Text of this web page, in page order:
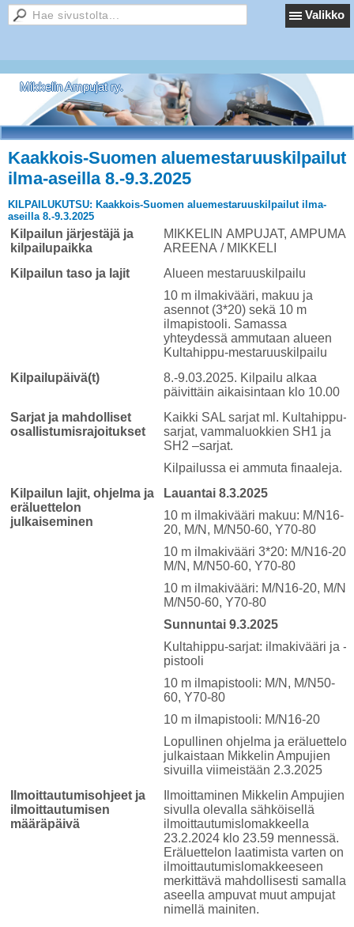
Valikko
Mikkelin Ampujat ry.
Kaakkois-Suomen aluemestaruuskilpailut
ilma-aseilla 8.-9.3.2025
KILPAILUKUTSU: Kaakkois-Suomen aluemestaruuskilpailut ilma-
aseilla 8.-9.3.2025
Kilpailun järjestäjä ja
kilpailupaikka
MIKKELIN AMPUJAT, AMPUMA-
AREENA / MIKKELI
Kilpailun taso ja lajit
Alueen mestaruuskilpailu
10 m ilmakivääri, makuu ja
asennot (3*20) sekä 10 m
ilmapistooli. Samassa
yhteydessä ammutaan alueen
Kultahippu-mestaruuskilpailu
Kilpailupäivä(t)
8.-9.03.2025. Kilpailu alkaa
päivittäin aikaisintaan klo 10.00
Sarjat ja mahdolliset
osallistumisrajoitukset
Kaikki SAL sarjat ml. Kultahippu-
sarjat, vammaluokkien SH1 ja
SH2 –sarjat.
Kilpailussa ei ammuta finaaleja.
Kilpailun lajit, ohjelma ja
eräluettelon
julkaiseminen
Lauantai 8.3.2025
10 m ilmakivääri makuu: M/N16-
20, M/N, M/N50-60, Y70-80
10 m ilmakivääri 3*20: M/N16-20,
M/N, M/N50-60, Y70-80
10 m ilmakivääri: M/N16-20, M/N,
M/N50-60, Y70-80
Sunnuntai 9.3.2025
Kultahippu-sarjat: ilmakivääri ja -
pistooli
10 m ilmapistooli: M/N, M/N50-
60, Y70-80
10 m ilmapistooli: M/N16-20
Lopullinen ohjelma ja eräluettelo
julkaistaan Mikkelin Ampujien
sivuilla viimeistään 2.3.2025
Ilmoittautumisohjeet ja
ilmoittautumisen
määräpäivä
Ilmoittaminen Mikkelin Ampujien
sivulla olevalla sähköisellä
ilmoittautumislomakkeella
23.2.2024 klo 23.59 mennessä.
Eräluettelon laatimista varten on
ilmoittautumislomakkeeseen
merkittävä mahdollisesti samalla
aseella ampuvat muut ampujat
nimellä mainiten.